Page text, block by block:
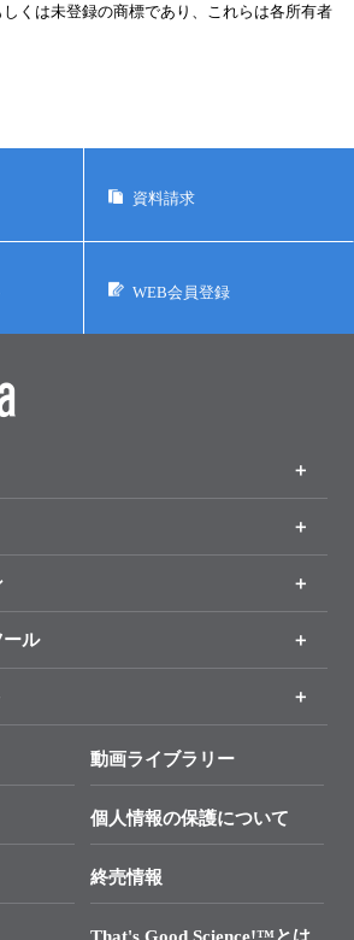
くは未登録の商標であり、これらは各所有者
資料請求
WEB会員登録
集のお知らせ
ール
ススメ
イド
イト
わせ
動画ライブラリー
個人情報の保護について
終売情報